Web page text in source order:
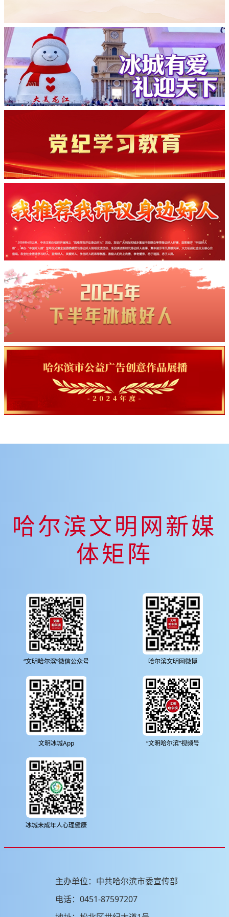
哈尔滨文明网新媒
体矩阵
“文明哈尔滨”微信公众号 哈尔滨文明网微博
文明冰城App “文明哈尔滨”视频号
冰城未成年人心理健康
主办单位：中共哈尔滨市委宣传部
电话：0451-87597207